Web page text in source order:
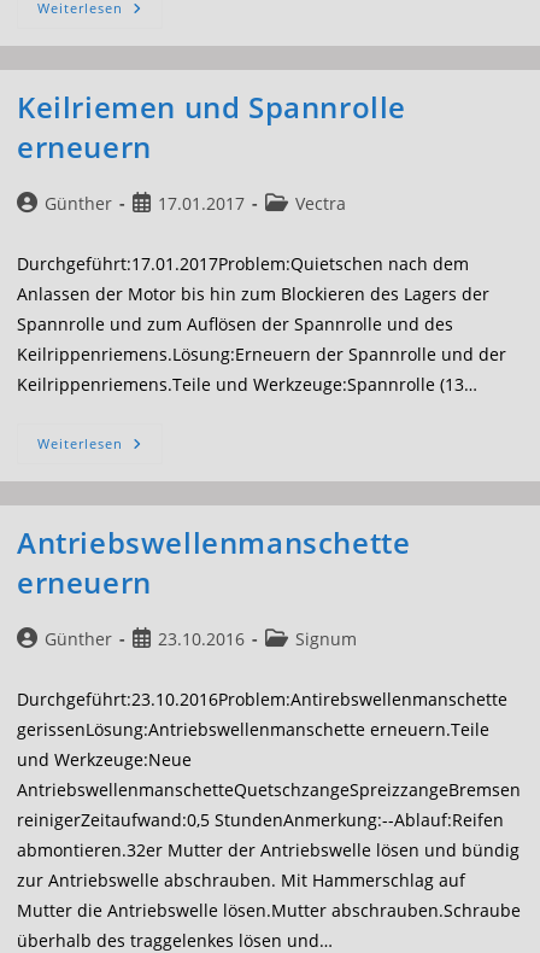
Weiterlesen Zündkerzen
Zündmodul
Keilriemen und Spannrolle
erneuern
Beitrags-
Günther
Beitrag17.01.2017
Beitrags-
Vectra
Durchgeführt:17.01.2017Problem:Quietschen nach dem
Anlassen der Motor bis hin zum Blockieren des Lagers der
Spannrolle und zum Auflösen der Spannrolle und des
Keilrippenriemens.Lösung:Erneuern der Spannrolle und der
Keilrippenriemens.Teile und Werkzeuge:Spannrolle (13…
Weiterlesen Keilriemen
Spannrolle
Antriebswellenmanschette
erneuern
Beitrags-
Günther
Beitrag23.10.2016
Beitrags-
Signum
Durchgeführt:23.10.2016Problem:Antirebswellenmanschette
gerissenLösung:Antriebswellenmanschette erneuern.Teile
und Werkzeuge:Neue
AntriebswellenmanschetteQuetschzangeSpreizzangeBremsen
reinigerZeitaufwand:0,5 StundenAnmerkung:--Ablauf:Reifen
abmontieren.32er Mutter der Antriebswelle lösen und bündig
zur Antriebswelle abschrauben. Mit Hammerschlag auf
Mutter die Antriebswelle lösen.Mutter abschrauben.Schraube
überhalb des traggelenkes lösen und…